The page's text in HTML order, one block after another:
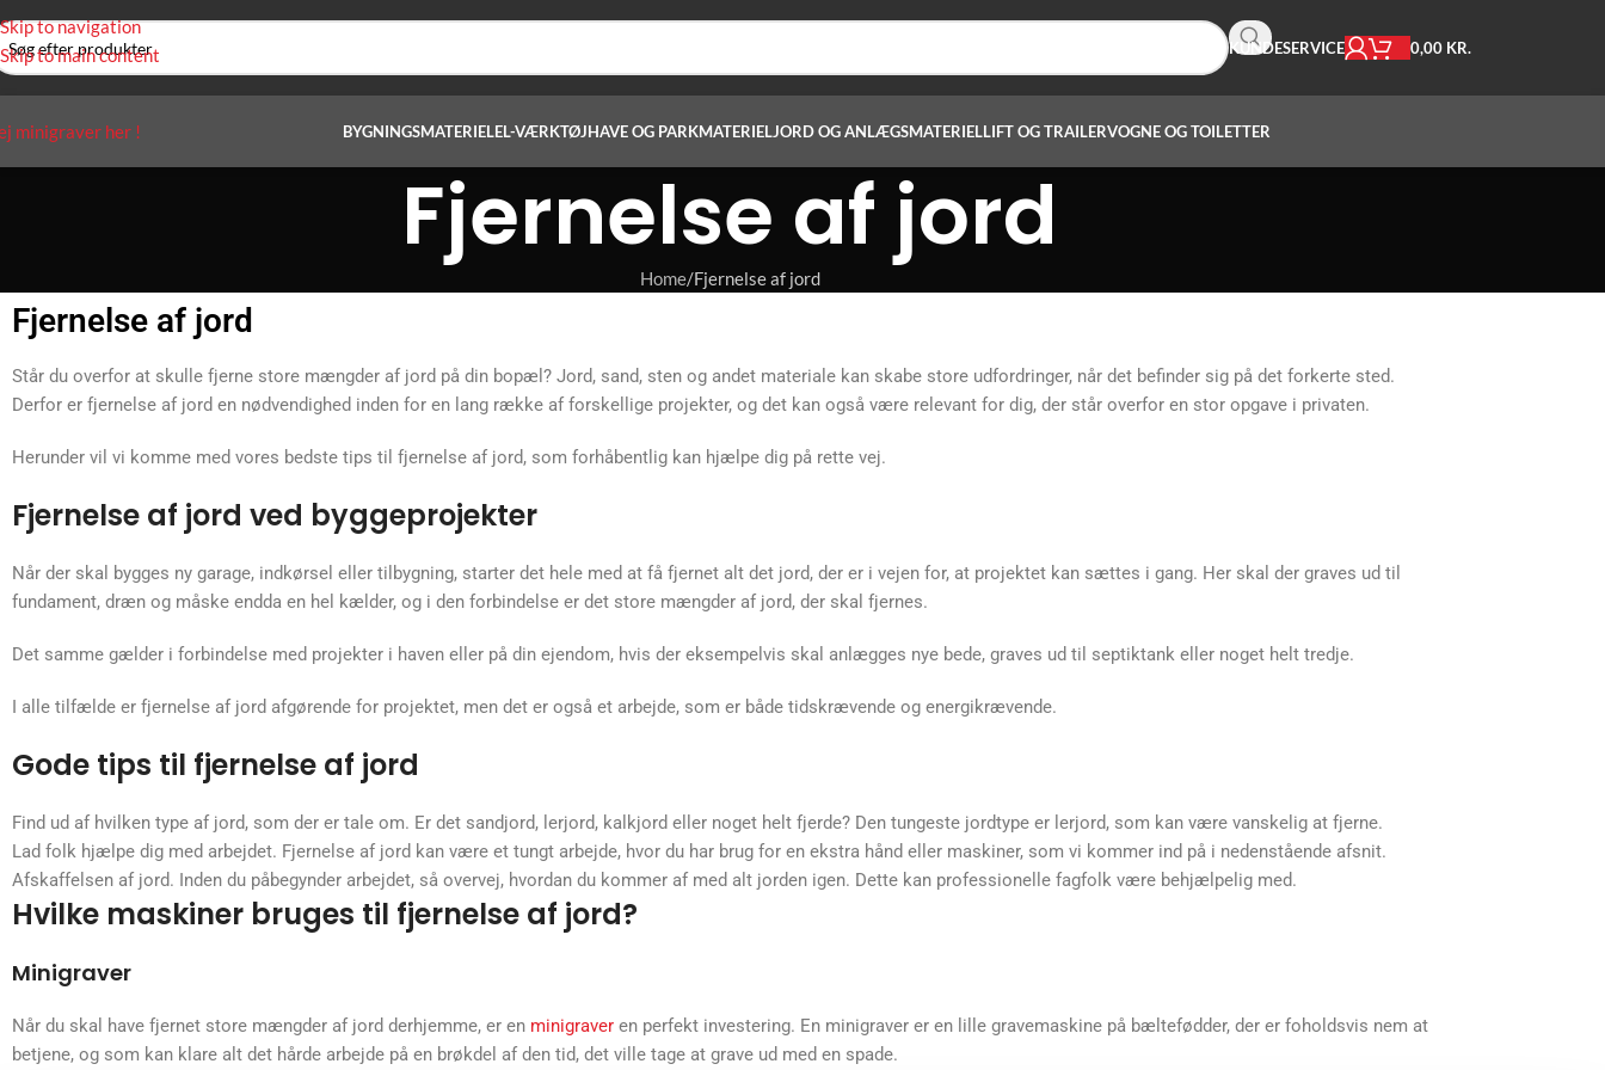
Skip to navigation
Skip to main content
KUNDESERVICE 0,00 KR.
minigraver her ! BYGNINGSMATERIELEL-VÆRKTØJHAVE OG PARKMATERIELJORD OG ANLÆGSMATERIELLIFT OG TRAILERVOGNE OG TOILETTER
Fjernelse af jord
Home Fjernelse af jord
Fjernelse af jord
Står du overfor at skulle fjerne store mængder af jord på din bopæl? Jord, sand, sten og andet materiale kan skabe store udfordringer, når det befinder sig på det forkerte sted.
Derfor er fjernelse af jord en nødvendighed inden for en lang række af forskellige projekter, og det kan også være relevant for dig, der står overfor en stor opgave i privaten.
Herunder vil vi komme med vores bedste tips til fjernelse af jord, som forhåbentlig kan hjælpe dig på rette vej.
Fjernelse af jord ved byggeprojekter
Når der skal bygges ny garage, indkørsel eller tilbygning, starter det hele med at få fjernet alt det jord, der er i vejen for, at projektet kan sættes i gang. Her skal der graves ud til
fundament, dræn og måske endda en hel kælder, og i den forbindelse er det store mængder af jord, der skal fjernes.
Det samme gælder i forbindelse med projekter i haven eller på din ejendom, hvis der eksempelvis skal anlægges nye bede, graves ud til septiktank eller noget helt tredje.
I alle tilfælde er fjernelse af jord afgørende for projektet, men det er også et arbejde, som er både tidskrævende og energikrævende.
Gode tips til fjernelse af jord
Find ud af hvilken type af jord, som der er tale om. Er det sandjord, lerjord, kalkjord eller noget helt fjerde? Den tungeste jordtype er lerjord, som kan være vanskelig at fjerne.
Lad folk hjælpe dig med arbejdet. Fjernelse af jord kan være et tungt arbejde, hvor du har brug for en ekstra hånd eller maskiner, som vi kommer ind på i nedenstående afsnit.
Afskaffelsen af jord. Inden du påbegynder arbejdet, så overvej, hvordan du kommer af med alt jorden igen. Dette kan professionelle fagfolk være behjælpelig med.
Hvilke maskiner bruges til fjernelse af jord?
Minigraver
Når du skal have fjernet store mængder af jord derhjemme, er en minigraver en perfekt investering. En minigraver er en lille gravemaskine på bæltefødder, der er foholdsvis nem at
betjene, og som kan klare alt det hårde arbejde på en brøkdel af den tid, det ville tage at grave ud med en spade.